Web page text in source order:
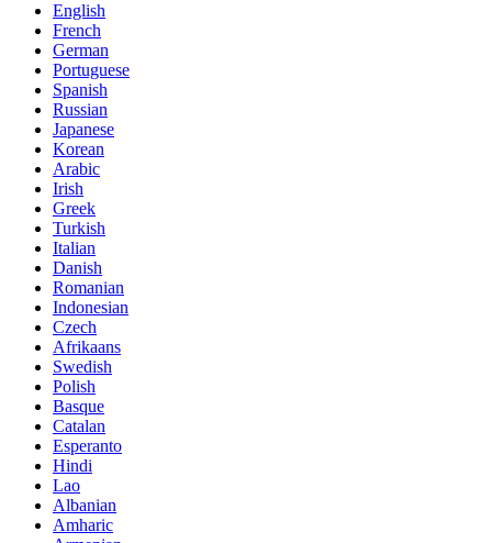
English
French
German
Portuguese
Spanish
Russian
Japanese
Korean
Arabic
Irish
Greek
Turkish
Italian
Danish
Romanian
Indonesian
Czech
Afrikaans
Swedish
Polish
Basque
Catalan
Esperanto
Hindi
Lao
Albanian
Amharic